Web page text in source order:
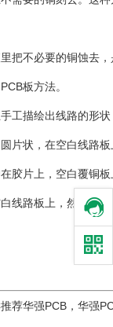
把不必要的铜蚀去
板方法。
工描绘出线路的形
片状，在空白线路
胶片上，空白覆铜
线路板上，然后放
荐华强PCB ， 华强